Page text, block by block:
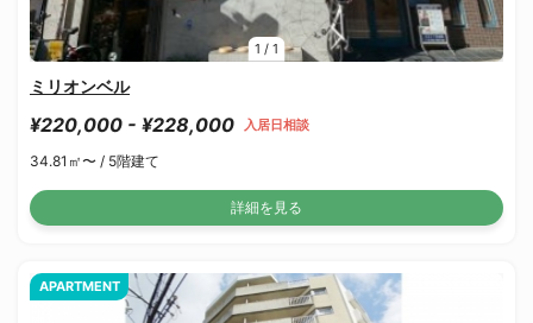
1 / 1
ミリオンベル
¥220,000 - ¥228,000 入居日相談
34.81㎡〜 / 5階建て
詳細を見る
APARTMENT